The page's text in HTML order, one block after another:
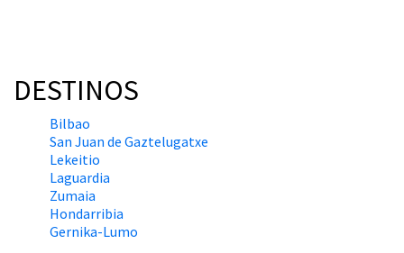
DESTINOS
Bilbao
San Juan de Gaztelugatxe
Lekeitio
Laguardia
Zumaia
Hondarribia
Gernika-Lumo